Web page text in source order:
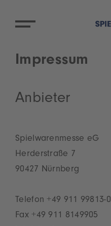
Impressum
Anbieter
Spielwarenmesse eG
Herderstraße 7
90427 Nürnberg
Telefon +49 911 99813-0
Fax +49 911 8149905